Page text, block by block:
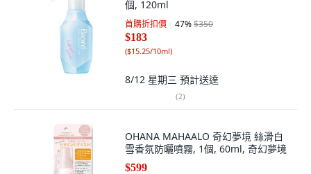
個, 120ml
首購折扣價 47%$350
$183
($15.25/10ml)
8/12 星期三 預計送達
(2)
OHANA MAHAALO 奇幻夢境 絲滑白
雪香氛防曬噴霧, 1個, 60ml, 奇幻夢境
$599